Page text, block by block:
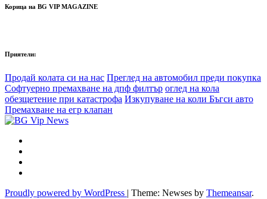
Корица на BG VIP MAGAZINE
Приятели:
Продай колата си на нас Преглед на автомобил преди покупка
Софтуерно премахване на дпф филтър оглед на кола
обезщетение при катастрофа Изкупуване на коли Бъгси авто
Премахване на егр клапан
Proudly powered by WordPress | Theme: Newses by Themeansar.